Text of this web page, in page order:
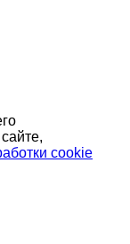
cookie